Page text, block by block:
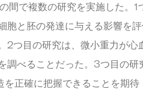
間で複数の研究を実施した。1
胞と胚の発達に与える影響を
2つ目の研究は、微小重力が心
調べることだった。3つ目の研
を正確に把握できることを期待